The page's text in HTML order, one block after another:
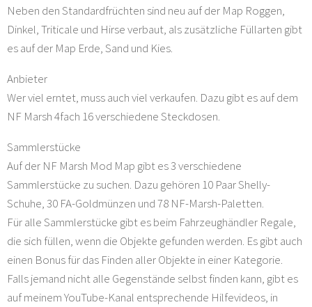
Neben den Standardfrüchten sind neu auf der Map Roggen,
Dinkel, Triticale und Hirse verbaut, als zusätzliche Füllarten gibt
es auf der Map Erde, Sand und Kies.
Anbieter
Wer viel erntet, muss auch viel verkaufen. Dazu gibt es auf dem
NF Marsh 4fach 16 verschiedene Steckdosen.
Sammlerstücke
Auf der NF Marsh Mod Map gibt es 3 verschiedene
Sammlerstücke zu suchen. Dazu gehören 10 Paar Shelly-
Schuhe, 30 FA-Goldmünzen und 78 NF-Marsh-Paletten.
Für alle Sammlerstücke gibt es beim Fahrzeughändler Regale,
die sich füllen, wenn die Objekte gefunden werden. Es gibt auch
einen Bonus für das Finden aller Objekte in einer Kategorie.
Falls jemand nicht alle Gegenstände selbst finden kann, gibt es
auf meinem YouTube-Kanal entsprechende Hilfevideos, in